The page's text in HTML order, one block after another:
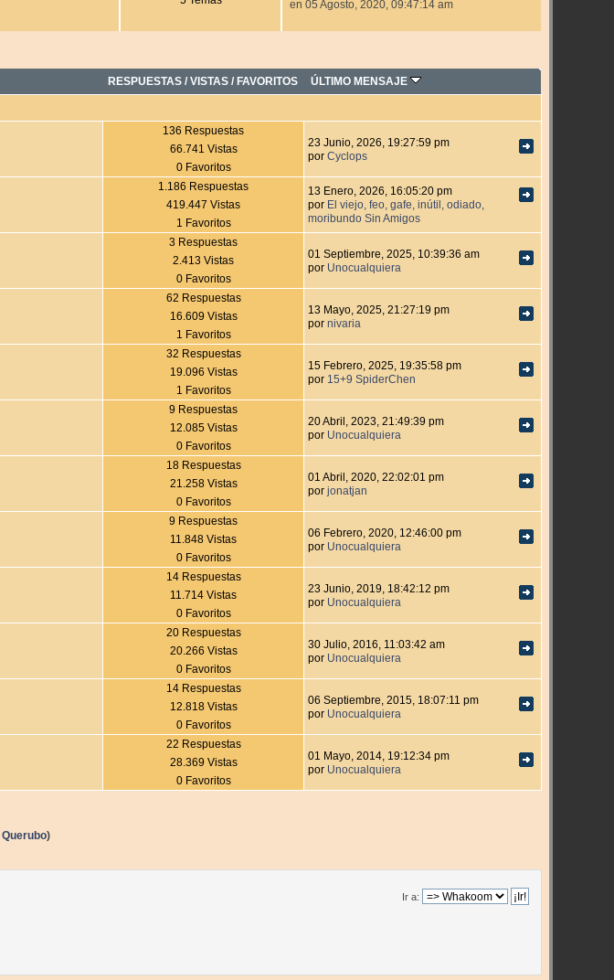
en 05 Agosto, 2020, 09:47:14 am
RESPUESTAS /VISTAS / FAVORITOS ÚLTIMO MENSAJE
136 Respuestas
66.741 Vistas
0 Favoritos
23 Junio, 2026, 19:27:59 pm
porCyclops
1.186 Respuestas
419.447 Vistas
1 Favoritos
13 Enero, 2026, 16:05:20 pm
por El viejo, feo, gafe, inútil, odiado,
moribundo Sin Amigos
3 Respuestas
2.413 Vistas
0 Favoritos
01 Septiembre, 2025, 10:39:36 am
por Unocualquiera
62 Respuestas
16.609 Vistas
1 Favoritos
13 Mayo, 2025, 21:27:19 pm
pornivaria
32 Respuestas
19.096 Vistas
1 Favoritos
15 Febrero, 2025, 19:35:58 pm
por 15+9 SpiderChen
9 Respuestas
12.085 Vistas
0 Favoritos
20 Abril, 2023, 21:49:39 pm
por Unocualquiera
18 Respuestas
21.258 Vistas
0 Favoritos
01 Abril, 2020, 22:02:01 pm
porjonatjan
9 Respuestas
11.848 Vistas
0 Favoritos
06 Febrero, 2020, 12:46:00 pm
por Unocualquiera
14 Respuestas
11.714 Vistas
0 Favoritos
23 Junio, 2019, 18:42:12 pm
por Unocualquiera
20 Respuestas
20.266 Vistas
0 Favoritos
30 Julio, 2016, 11:03:42 am
por Unocualquiera
14 Respuestas
12.818 Vistas
0 Favoritos
06 Septiembre, 2015, 18:07:11 pm
por Unocualquiera
22 Respuestas
28.369 Vistas
0 Favoritos
01 Mayo, 2014, 19:12:34 pm
por Unocualquiera
Querubo)
Ir a: